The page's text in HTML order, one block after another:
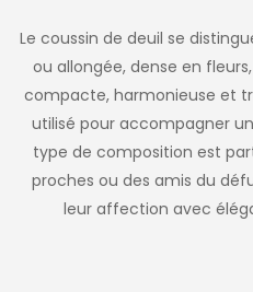
Le coussin de deuil se
ou allongée, dense en
compacte, harmonieuse et
utilisé pour accompagner
type de composition est
proches ou des amis du
leur affection avec